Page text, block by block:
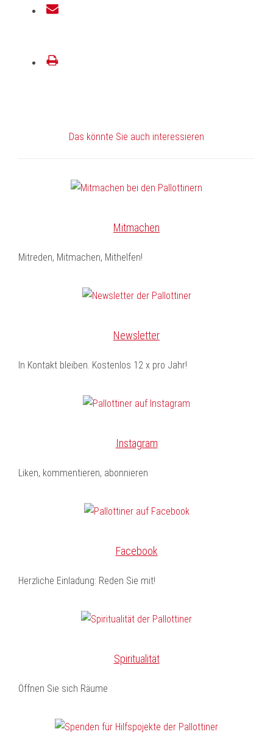
Das könnte Sie auch interessieren
Mitmachen
Mitreden, Mitmachen, Mithelfen!
Newsletter
In Kontakt bleiben. Kostenlos 12 x pro Jahr!
Instagram
Liken, kommentieren, abonnieren
Facebook
Herzliche Einladung: Reden Sie mit!
Spiritualität
Öffnen Sie sich Räume